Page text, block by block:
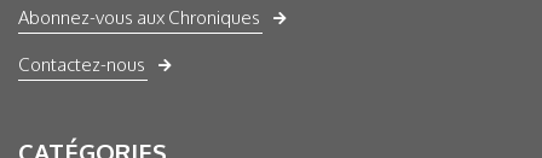
Abonnez-vous aux Chroniques
Contactez-nous